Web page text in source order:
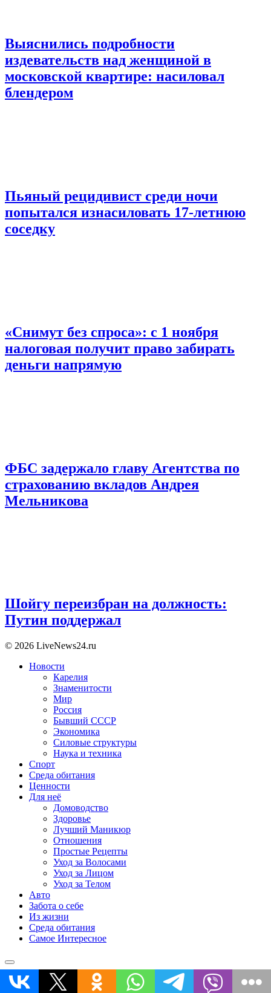
Выяснились подробности
издевательств над женщиной в
московской квартире: насиловал
блендером
Пьяный рецидивист среди ночи
попытался изнасиловать 17-летнюю
соседку
«Снимут без спроса»: с 1 ноября
налоговая получит право забирать
деньги напрямую
ФБС задержало главу Агентства по
страхованию вкладов Андрея
Мельникова
Шойгу переизбран на должность:
Путин поддержал
© 2026 LiveNews24.ru
Новости
Карелия
Знаменитости
Мир
Россия
Бывший СССР
Экономика
Силовые структуры
Наука и техника
Спорт
Среда обитания
Ценности
Для неё
Домоводство
Здоровье
Лучший Маникюр
Отношения
Простые Рецепты
Уход за Волосами
Уход за Лицом
Уход за Телом
Авто
Забота о себе
Из жизни
Среда обитания
Самое Интересное